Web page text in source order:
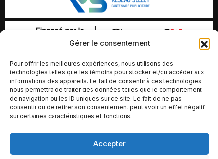
Gérer le consentement
Pour offrir les meilleures expériences, nous utilisons des
technologies telles que les témoins pour stocker et/ou accéder aux
informations des appareils. Le fait de consentir à ces technologies
nous permettra de traiter des données telles que le comportement
de navigation ou les ID uniques sur ce site. Le fait de ne pas
consentir ou de retirer son consentement peut avoir un effet négatif
sur certaines caractéristiques et fonctions.
Accepter
© Copyright 2026 – Altomédia Inc |
Ce site internet a été conçu et développé par Chameleon Ideas